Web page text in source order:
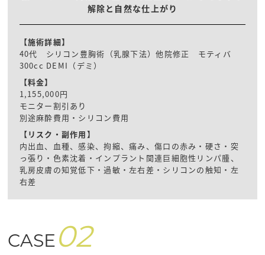
解除と自然な仕上がり
【施術詳細】
40代 シリコン豊胸術（乳腺下法）他院修正 モティバ
300cc DEMI（デミ）
【料金】
1,155,000円
モニター割引あり
別途麻酔費用・シリコン費用
【リスク・副作用】
内出血、血種、感染、拘縮、痛み、傷口の赤み・硬さ・突
っ張り・色素沈着・インプラント関連巨細胞性リンパ腫、
乳房皮膚の知覚低下・過敏・左右差・シリコンの触知・左
右差
CASE 02